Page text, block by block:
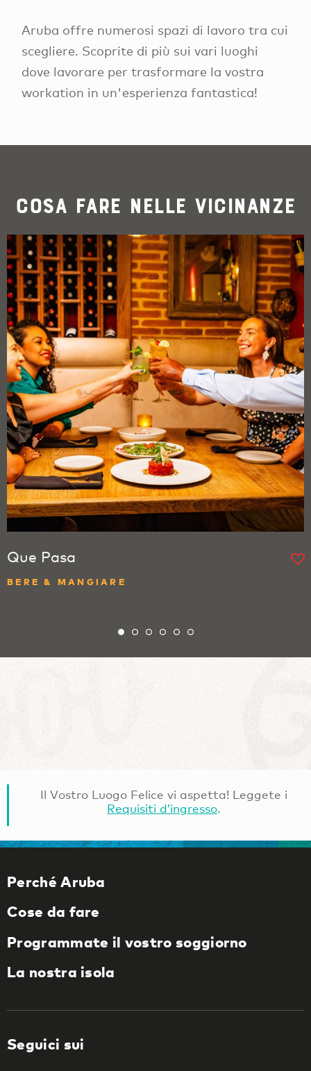
Aruba offre numerosi spazi di lavoro tra cui
scegliere. Scoprite di più sui vari luoghi
dove lavorare per trasformare la vostra
workation in un'esperienza fantastica!
Cosa fare nelle vicinanze
Que Pasa
BERE & MANGIARE
Il Vostro Luogo Felice vi aspetta! Leggete i
Requisiti d’ingresso.
Perché Aruba
Cose da fare
Programmate il vostro soggiorno
La nostra isola
Seguici sui